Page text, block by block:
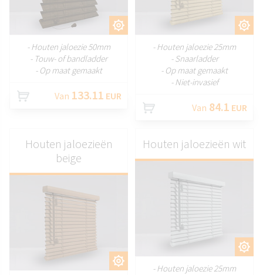
AANPASSEN
- Houten jaloezie 50mm
- Touw- of bandladder
- Op maat gemaakt
Van 133.11 EUR
- Houten jaloezie 25mm
- Snaarladder
- Op maat gemaakt
- Niet-invasief
Van 84.1 EUR
Houten jaloezieën
beige
Houten jaloezieën wit
- Houten jaloezie 25mm